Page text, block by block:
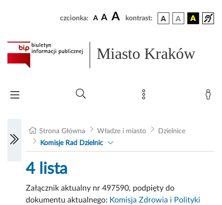
czcionka: A A A kontrast:
Miasto Kraków
Strona Główna Władze i miasto
Dzielnice
Komisje Rad Dzielnic
4 lista
Załącznik aktualny nr 497590, podpięty do
dokumentu aktualnego: Komisja Zdrowia i Polityki